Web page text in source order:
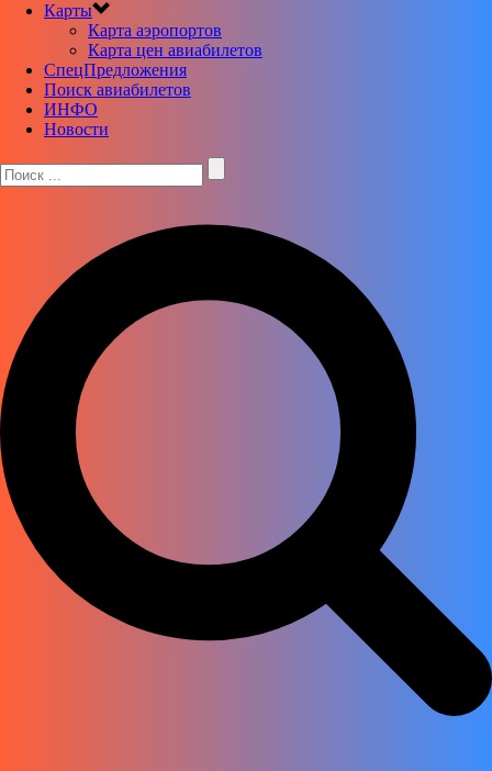
Карты
Карта аэропортов
Карта цен авиабилетов
CпецПредложения
Поиск авиабилетов
ИНФО
Новости